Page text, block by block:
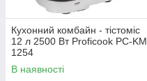
Кухонний комбайн - тістоміс
12 л 2500 Вт Proficook PC-KM
1254
В наявності